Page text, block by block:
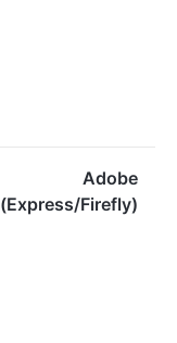
Adobe
(Express/Firefly)